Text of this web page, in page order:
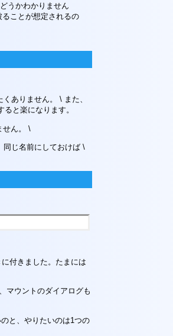
うかわかりません
ことが想定されるの
ありません。 \ また、
と楽になります。
せん。 \
同じ名前にしておけば \
付きました。たまには
マウントのダイアログも
と、やりたいのは1つの